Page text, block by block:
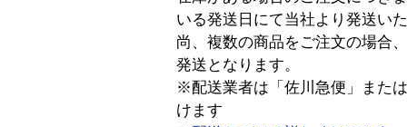
いる発送日にて当社より発送い
尚、複数の商品をご注文の場合
発送となります。
※配送業者は「佐川急便」また
けます